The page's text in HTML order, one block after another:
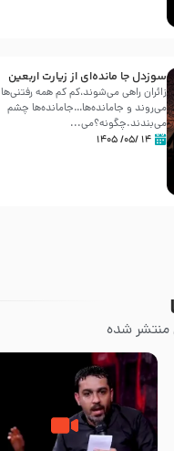
سوزدل جا مانده‌ای از زیارت اربعین
زائران راهی می‌شوند،کم‌ کم همه رفتنی‌ها
می‌روند و جامانده‌ها…جامانده‌ها چشم
می‌بندند.چگونه؟می‌...
۱۴ /۰۵/ ۱۴۰۵
منتشر شده